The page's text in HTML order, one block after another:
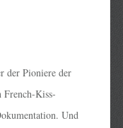
der Pioniere der
French-Kiss-
Und